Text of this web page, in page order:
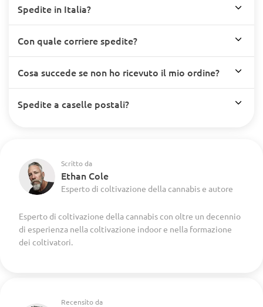
Spedite in Italia?
Con quale corriere spedite?
Cosa succede se non ho ricevuto il mio ordine?
Spedite a caselle postali?
Scritto da
Ethan Cole
Esperto di coltivazione della cannabis e autore
Esperto di coltivazione della cannabis con oltre un decennio
di esperienza nella coltivazione indoor e nella formazione
dei coltivatori.
Recensito da